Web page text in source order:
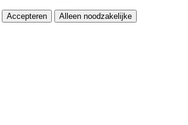
Accepteren Alleen noodzakelijke